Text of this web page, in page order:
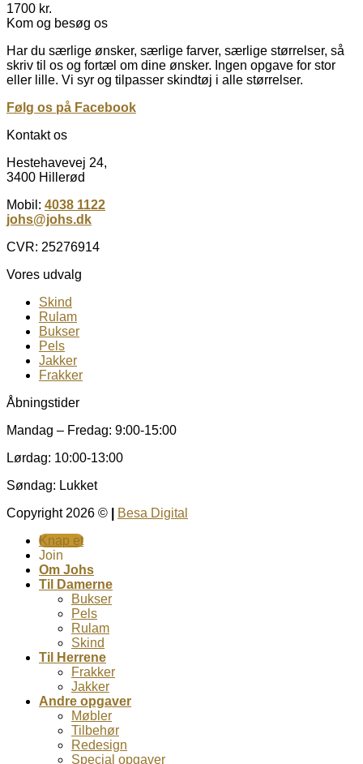
1700 kr.
Kom og besøg os
Har du særlige ønsker, særlige farver, særlige størrelser, så
skriv til os og fortæl om dine ønsker. Ingen opgave for stor
eller lille. Vi syr og tilpasser skindtøj i alle størrelser.
Følg os på Facebook
Kontakt os
Hestehavevej 24,
3400 Hillerød
Mobil: 4038 1122
johs@johs.dk
CVR: 25276914
Vores udvalg
Skind
Rulam
Bukser
Pels
Jakker
Frakker
Åbningstider
Mandag – Fredag: 9:00-15:00
Lørdag: 10:00-13:00
Søndag: Lukket
Copyright 2026 ©
Besa Digital
Knap et
Join
Om Johs
Til Damerne
Bukser
Pels
Rulam
Skind
Til Herrene
Frakker
Jakker
Andre opgaver
Møbler
Tilbehør
Redesign
Special opgaver